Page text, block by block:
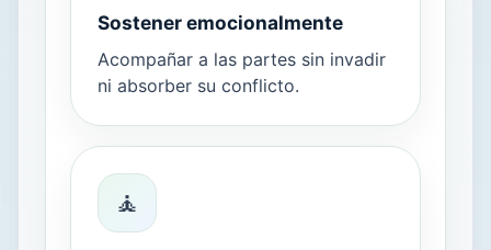
Sostener emocionalmente
Acompañar a las partes sin invadir
ni absorber su conflicto.
🧘